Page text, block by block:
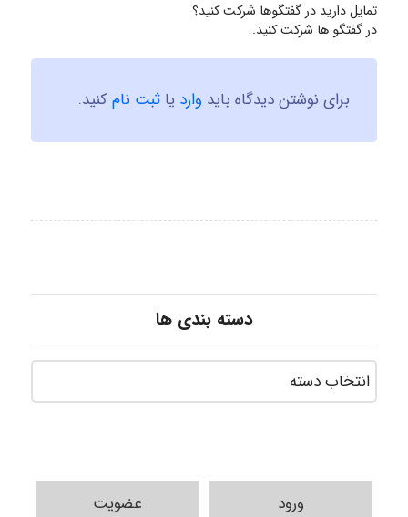
تمایل دارید در گفتگوها شرکت کنید؟
در گفتگو ها شرکت کنید.
برای نوشتن دیدگاه باید وارد یا ثبت نامکنید.
دسته بندی ها
ورود عضویت